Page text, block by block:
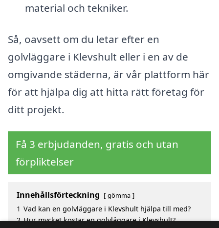
material och tekniker.
Så, oavsett om du letar efter en
golvläggare i Klevshult eller i en av de
omgivande städerna, är vår plattform här
för att hjälpa dig att hitta rätt företag för
ditt projekt.
Få 3 erbjudanden, gratis och utan
förpliktelser
Innehållsförteckning gömma
1 Vad kan en golvläggare i Klevshult hjälpa till med?
2 Hur mycket kostar en golvläggare i Klevshult?